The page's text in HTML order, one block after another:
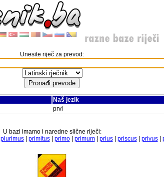
Unesite riječ za prevod:
Naš jezik
prvi
U bazi imamo i naredne slične riječi:
plurimus| primitus| primo| primum| prius| priscus| privus|